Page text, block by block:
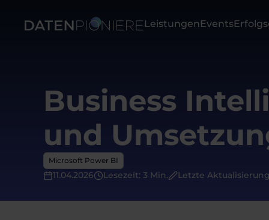
LeistungenEvents
Business
und
Microsoft Power BI
11.04.2026 Lesezeit: 3 Min. Letzte